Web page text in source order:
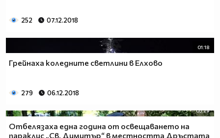
252 07.12.2018
01:18
Грейнаха коледните светлини в Елхово
279 06.12.2018
05:29
Отбелязаха една година от освещаването на
параклис „Св. Димитър“ в местността Дръстата